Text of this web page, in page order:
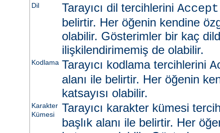
Dil Tarayıcı dil tercihlerini
belirtir. Her öğenin kendine
olabilir. Gösterimler bir kaç
ilişkilendirimemiş de olabilir.
Kodlama Tarayıcı kodlama tercihlerini
alanı ile belirtir. Her öğenin
katsayısı olabilir.
Karakter
Kümesi
Tarayıcı karakter kümesi
başlık alanı ile belirtir. Her